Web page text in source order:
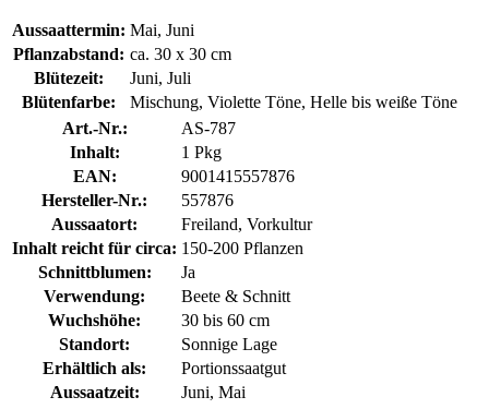
Aussaattermin: Mai, Juni
Pflanzabstand: ca. 30 x 30 cm
Blütezeit:
Juni, Juli
Blütenfarbe:
Mischung, Violette Töne, Helle bis weiße Töne
Art.-Nr.:
AS-787
Inhalt:
1 Pkg
EAN:
9001415557876
Hersteller-Nr.:
557876
Aussaatort:
Freiland, Vorkultur
Inhalt reicht für circa: 150-200 Pflanzen
Schnittblumen:
Ja
Verwendung:
Beete & Schnitt
Wuchshöhe:
30 bis 60 cm
Standort:
Sonnige Lage
Erhältlich als:
Portionssaatgut
Aussaatzeit:
Juni, Mai